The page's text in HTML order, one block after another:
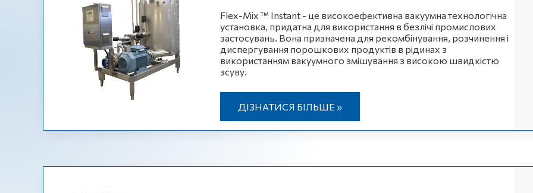
Flex-Mix ™ Instant - це високоефективна вакуумна технологічна
установка, придатна для використання в безлічі промислових
застосувань. Вона призначена для рекомбінування, розчинення і
диспергування порошкових продуктів в рідинах з
використанням вакуумного змішування з високою швидкістю
зсуву.
ДІЗНАТИСЯ БІЛЬШЕ »